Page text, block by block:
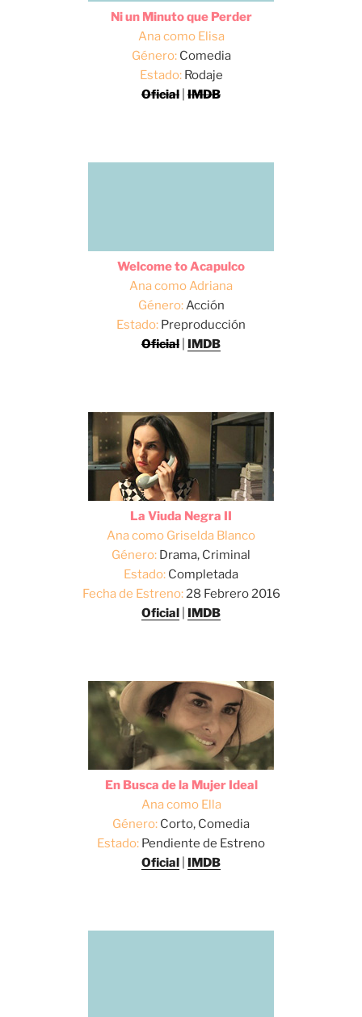
Ni un Minuto que Perder
Ana como Elisa
Género:Comedia
Estado:Rodaje
Oficial IMDB
Welcome to Acapulco
Ana como Adriana
Género:Acción
Estado: Preproducción
Oficial
IMDB
La Viuda Negra II
Ana como Griselda Blanco
Género: Drama, Criminal
Estado: Completada
Fecha de Estreno:28 Febrero 2016
Oficial
IMDB
En Busca de la Mujer Ideal
Ana como Ella
Género: Corto, Comedia
Estado: Pendiente de Estreno
Oficial
IMDB